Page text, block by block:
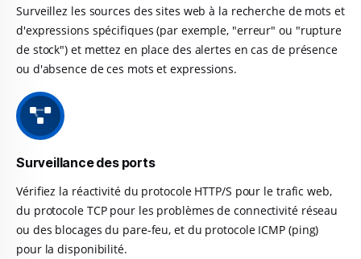
Surveillez les sources des sites web à la recherche de mots et
d'expressions spécifiques (par exemple, "erreur" ou "rupture
de stock") et mettez en place des alertes en cas de présence
ou d'absence de ces mots et expressions.
Surveillance des ports
Vérifiez la réactivité du protocole HTTP/S pour le trafic web,
du protocole TCP pour les problèmes de connectivité réseau
ou des blocages du pare-feu, et du protocole ICMP (ping)
pour la disponibilité.